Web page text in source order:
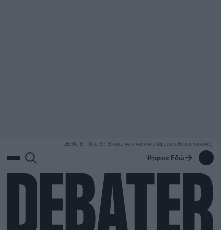
DEBATE: Πότε θα θέλατε να γίνουν οι επόμενες εθνικές εκλογές;
Ψήφισε Εδώ